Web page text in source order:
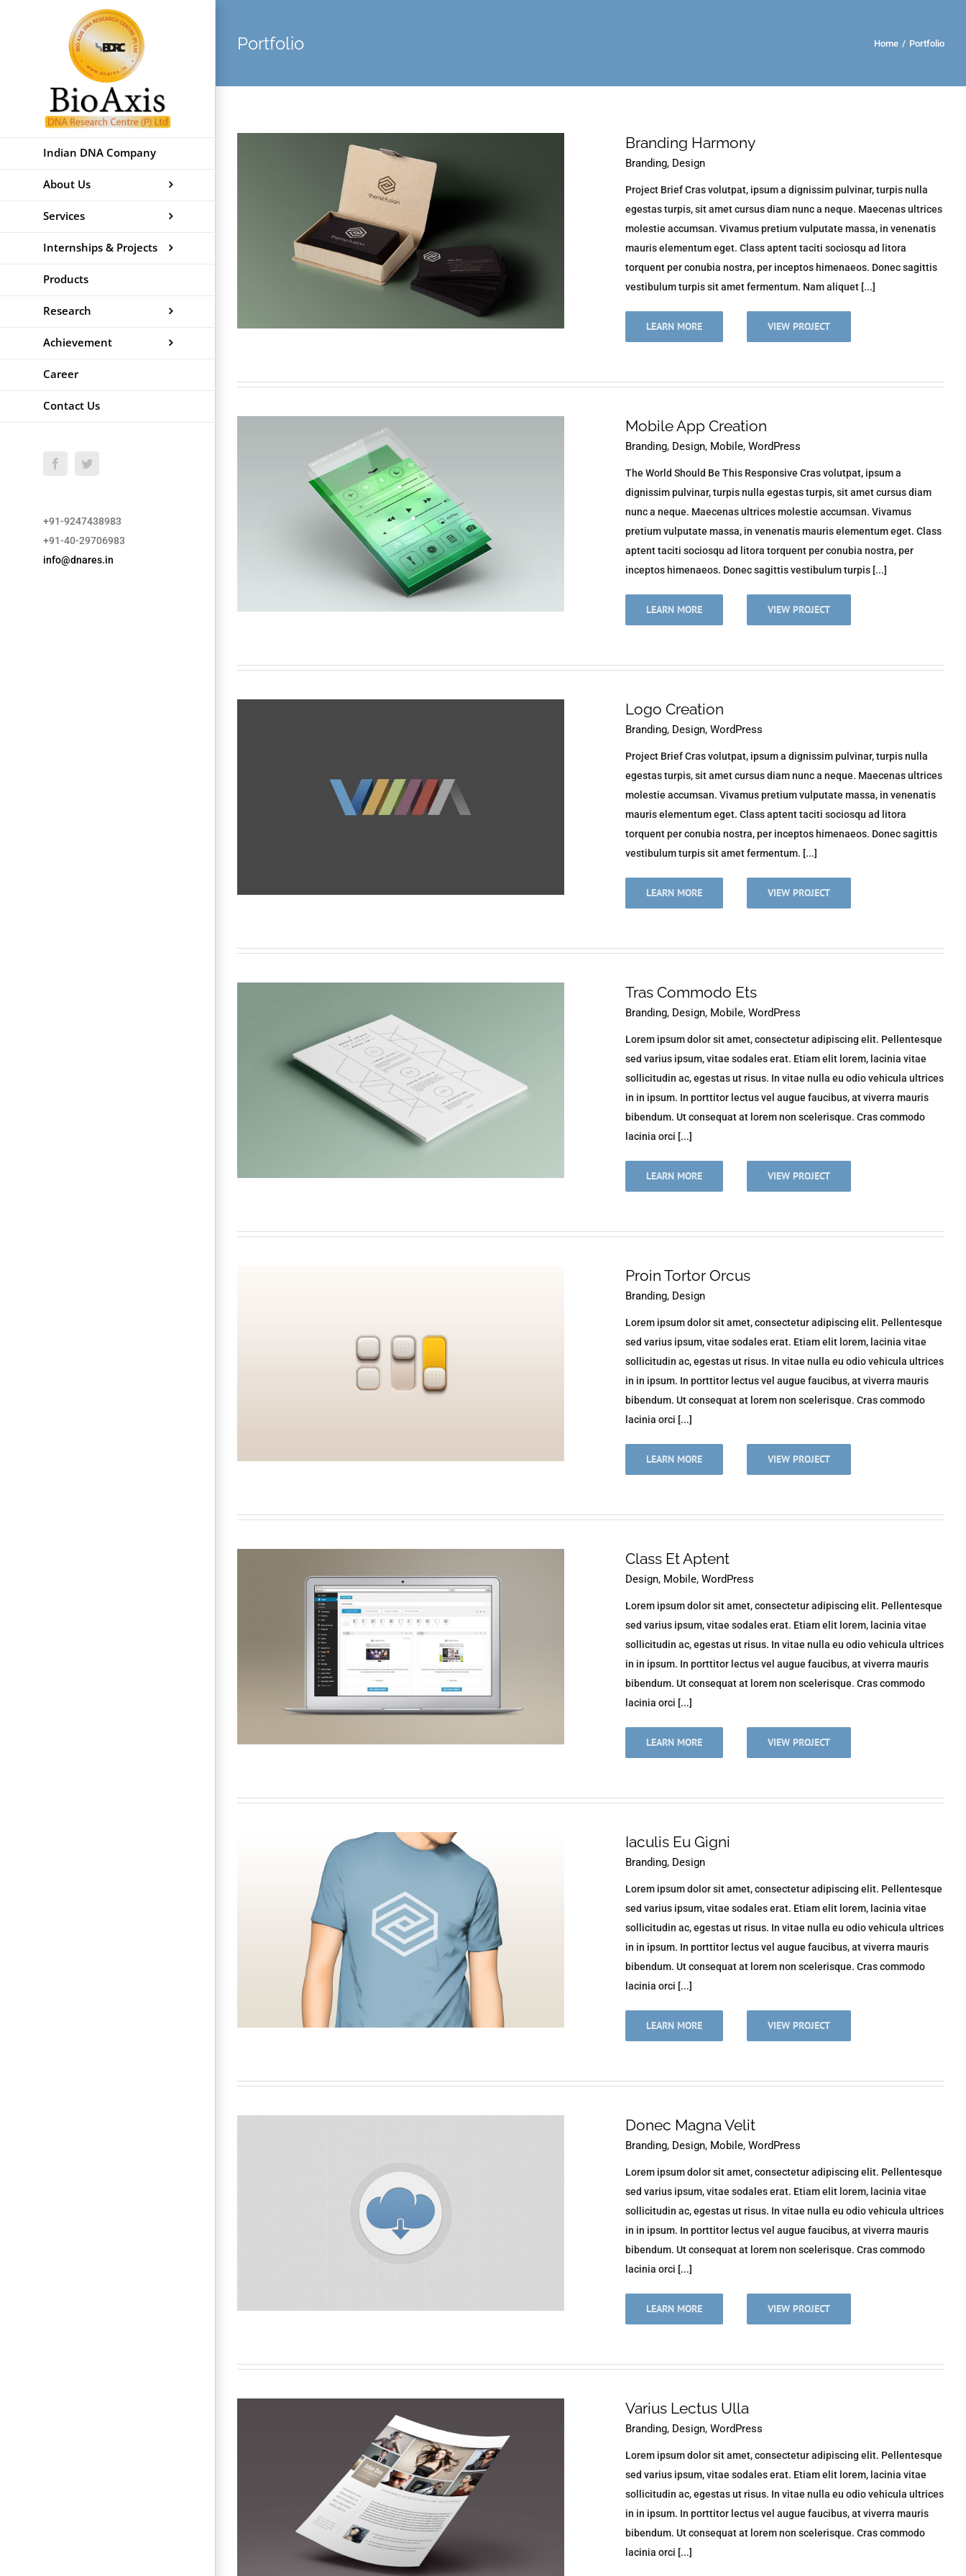
Indian DNA Company
About Us
Services
Internships & Projects
Products
Research
Achievement
Career
Contact Us
Facebook
+91-9247438983
+91-40-29706983
info@dnares.in
Portfolio Home / Portfolio
Branding Harmony
Branding, Design
Project Brief Cras volutpat, ipsum a dignissim pulvinar, turpis nulla
egestas turpis, sit amet cursus diam nunc a neque. Maecenas ultrices
molestie accumsan. Vivamus pretium vulputate massa, in venenatis
mauris elementum eget. Class aptent taciti sociosqu ad litora
torquent per conubia nostra, per inceptos himenaeos. Donec sagittis
vestibulum turpis sit amet fermentum. Nam aliquet [...]
LEARN MORE VIEW PROJECT
Mobile App Creation
Branding, Design, Mobile, WordPress
The World Should Be This Responsive Cras volutpat, ipsum a
dignissim pulvinar, turpis nulla egestas turpis, sit amet cursus diam
nunc a neque. Maecenas ultrices molestie accumsan. Vivamus
pretium vulputate massa, in venenatis mauris elementum eget. Class
aptent taciti sociosqu ad litora torquent per conubia nostra, per
inceptos himenaeos. Donec sagittis vestibulum turpis [...]
LEARN MORE VIEW PROJECT
Logo Creation
Branding, Design, WordPress
Project Brief Cras volutpat, ipsum a dignissim pulvinar, turpis nulla
egestas turpis, sit amet cursus diam nunc a neque. Maecenas ultrices
molestie accumsan. Vivamus pretium vulputate massa, in venenatis
mauris elementum eget. Class aptent taciti sociosqu ad litora
torquent per conubia nostra, per inceptos himenaeos. Donec sagittis
vestibulum turpis sit amet fermentum. [...]
LEARN MORE VIEW PROJECT
Tras Commodo Ets
Branding, Design, Mobile, WordPress
Lorem ipsum dolor sit amet, consectetur adipiscing elit. Pellentesque
sed varius ipsum, vitae sodales erat. Etiam elit lorem, lacinia vitae
sollicitudin ac, egestas ut risus. In vitae nulla eu odio vehicula ultrices
in in ipsum. In porttitor lectus vel augue faucibus, at viverra mauris
bibendum. Ut consequat at lorem non scelerisque. Cras commodo
lacinia orci [...]
LEARN MORE VIEW PROJECT
Proin Tortor Orcus
Branding, Design
Lorem ipsum dolor sit amet, consectetur adipiscing elit. Pellentesque
sed varius ipsum, vitae sodales erat. Etiam elit lorem, lacinia vitae
sollicitudin ac, egestas ut risus. In vitae nulla eu odio vehicula ultrices
in in ipsum. In porttitor lectus vel augue faucibus, at viverra mauris
bibendum. Ut consequat at lorem non scelerisque. Cras commodo
lacinia orci [...]
LEARN MORE VIEW PROJECT
Class Et Aptent
Design, Mobile, WordPress
Lorem ipsum dolor sit amet, consectetur adipiscing elit. Pellentesque
sed varius ipsum, vitae sodales erat. Etiam elit lorem, lacinia vitae
sollicitudin ac, egestas ut risus. In vitae nulla eu odio vehicula ultrices
in in ipsum. In porttitor lectus vel augue faucibus, at viverra mauris
bibendum. Ut consequat at lorem non scelerisque. Cras commodo
lacinia orci [...]
LEARN MORE VIEW PROJECT
Iaculis Eu Gigni
Branding, Design
Lorem ipsum dolor sit amet, consectetur adipiscing elit. Pellentesque
sed varius ipsum, vitae sodales erat. Etiam elit lorem, lacinia vitae
sollicitudin ac, egestas ut risus. In vitae nulla eu odio vehicula ultrices
in in ipsum. In porttitor lectus vel augue faucibus, at viverra mauris
bibendum. Ut consequat at lorem non scelerisque. Cras commodo
lacinia orci [...]
LEARN MORE VIEW PROJECT
Donec Magna Velit
Branding, Design, Mobile, WordPress
Lorem ipsum dolor sit amet, consectetur adipiscing elit. Pellentesque
sed varius ipsum, vitae sodales erat. Etiam elit lorem, lacinia vitae
sollicitudin ac, egestas ut risus. In vitae nulla eu odio vehicula ultrices
in in ipsum. In porttitor lectus vel augue faucibus, at viverra mauris
bibendum. Ut consequat at lorem non scelerisque. Cras commodo
lacinia orci [...]
LEARN MORE VIEW PROJECT
Varius Lectus Ulla
Branding, Design, WordPress
Lorem ipsum dolor sit amet, consectetur adipiscing elit. Pellentesque
sed varius ipsum, vitae sodales erat. Etiam elit lorem, lacinia vitae
sollicitudin ac, egestas ut risus. In vitae nulla eu odio vehicula ultrices
in in ipsum. In porttitor lectus vel augue faucibus, at viverra mauris
bibendum. Ut consequat at lorem non scelerisque. Cras commodo
lacinia orci [...]